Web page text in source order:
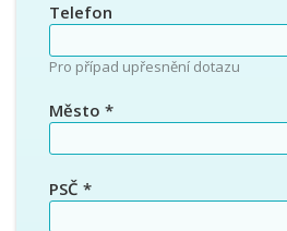
Telefon
Pro případ upřesnění dotazu
Město *
PSČ *